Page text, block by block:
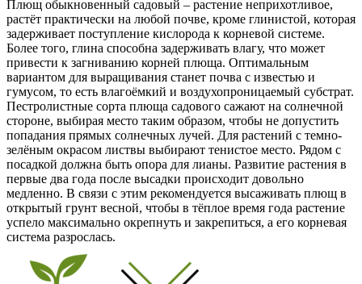
Плющ обыкновенный садовый – растение неприхотливое,
растёт практически на любой почве, кроме глинистой, которая
задерживает поступление кислорода к корневой системе.
Более того, глина способна задерживать влагу, что может
привести к загниванию корней плюща. Оптимальным
вариантом для выращивания станет почва с известью и
гумусом, то есть влагоёмкий и воздухопроницаемый субстрат.
Пестролистные сорта плюща садового сажают на солнечной
стороне, выбирая место таким образом, чтобы не допустить
попадания прямых солнечных лучей. Для растений с темно-
зелёным окрасом листвы выбирают тенистое место. Рядом с
посадкой должна быть опора для лианы. Развитие растения в
первые два года после высадки происходит довольно
медленно. В связи с этим рекомендуется высаживать плющ в
открытый грунт весной, чтобы в тёплое время года растение
успело максимально окрепнуть и закрепиться, а его корневая
система разрослась.